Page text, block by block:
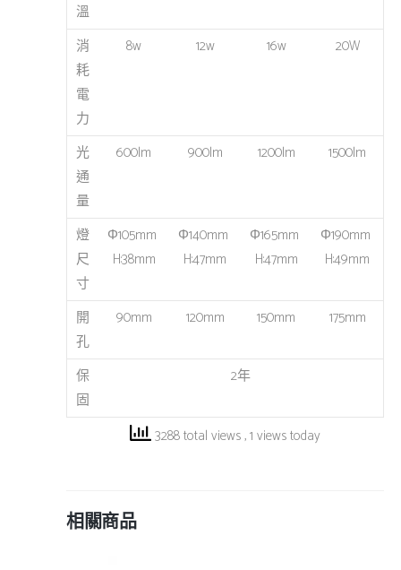
溫
消
耗
電
力
8w 12w 16w 20W
光
通
量
600lm 900lm 1200lm 1500lm
燈
尺
寸
Φ105mm
H:38mm
Φ140mm
H:47mm
Φ165mm
H:47mm
Φ190mm
H:49mm
開
孔
90mm 120mm 150mm 175mm
保
固
2年
3288 total views, 1 views today
相關商品